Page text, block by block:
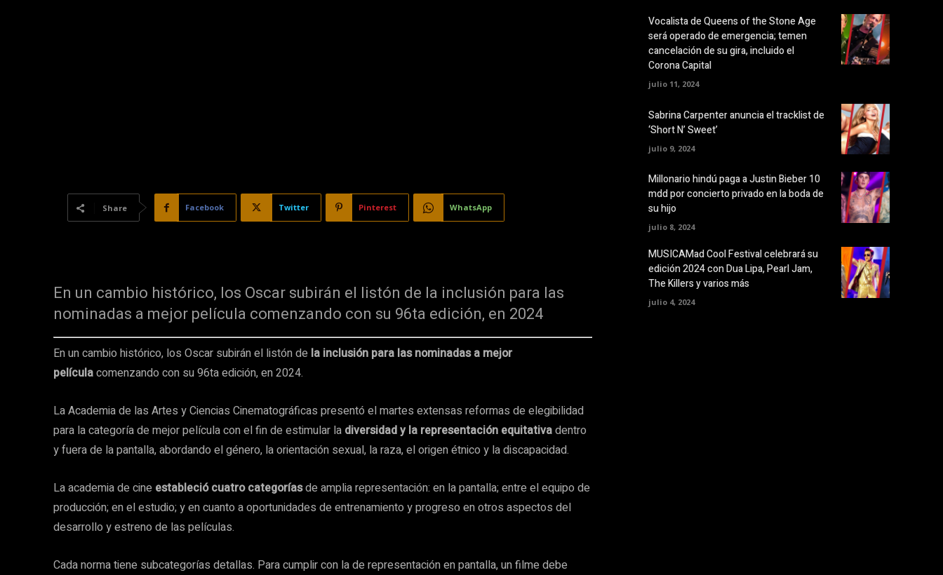
Share Facebook Twitter Pinterest WhatsApp
En un cambio histórico, los Oscar subirán el listón de la inclusión para las
nominadas a mejor película comenzando con su 96ta edición, en 2024
En un cambio histórico, los Oscar subirán el listón de la inclusión para las nominadas a mejor
películacomenzando con su 96ta edición, en 2024.
La Academia de las Artes y Ciencias Cinematográficas presentó el martes extensas reformas de elegibilidad
para la categoría de mejor película con el fin de estimular la diversidad y la representación equitativadentro
y fuera de la pantalla, abordando el género, la orientación sexual, la raza, el origen étnico y la discapacidad.
La academia de cine estableció cuatro categoríasde amplia representación: en la pantalla; entre el equipo de
producción; en el estudio; y en cuanto a oportunidades de entrenamiento y progreso en otros aspectos del
desarrollo y estreno de las películas.
Cada norma tiene subcategorías detallas. Para cumplir con la de representación en pantalla, un filme debe
Vocalista de Queens of the Stone Age
será operado de emergencia; temen
cancelación de su gira, incluido el
Corona Capital
julio 11, 2024
Sabrina Carpenter anuncia el tracklist de
‘Short N’ Sweet’
julio 9, 2024
Millonario hindú paga a Justin Bieber 10
mdd por concierto privado en la boda de
su hijo
julio 8, 2024
MUSICAMad Cool Festival celebrará su
edición 2024 con Dua Lipa, Pearl Jam,
The Killers y varios más
julio 4, 2024